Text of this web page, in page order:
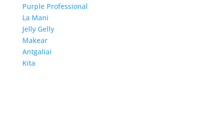
Purple Professional
La Mani
Jelly Gelly
Makear
Antgaliai
Kita